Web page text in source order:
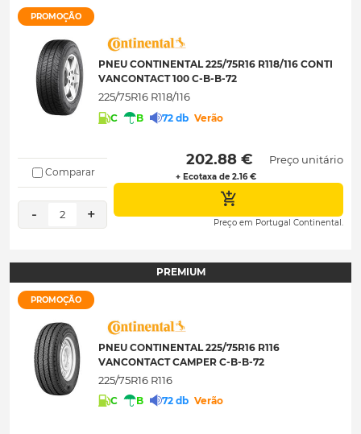
PROMOÇÃO
PNEU CONTINENTAL 225/75R16 R118/116 CONTI
VANCONTACT 100 C-B-B-72
225/75R16 R118/116
C B 72 db Verão
Comparar
- 2 +
202.88 €
+ Ecotaxa de 2.16 €
Preço unitário
Preço em Portugal Continental.
PREMIUM
PROMOÇÃO
PNEU CONTINENTAL 225/75R16 R116
VANCONTACT CAMPER C-B-B-72
225/75R16 R116
C B 72 db Verão